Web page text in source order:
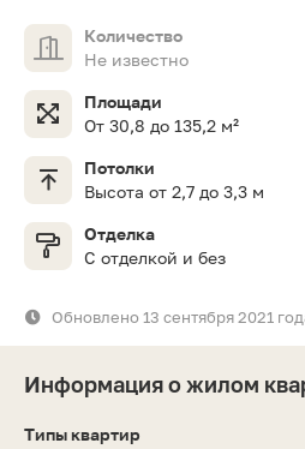
Количество
Не известно
Площади
От 30,8 до 135,2 м²
Потолки
Высота от 2,7 до 3,3 м
Отделка
С отделкой и без
Обновлено 13 сентября 2021
Информация о жилом
Типы квартир